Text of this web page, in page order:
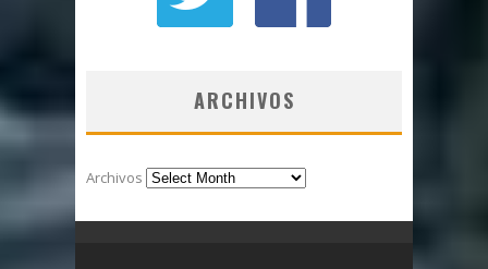
ARCHIVOS
Archivos